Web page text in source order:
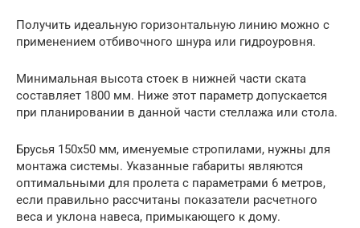
Получить идеальную горизонтальную линию можно с
применением отбивочного шнура или гидроуровня.
Минимальная высота стоек в нижней части ската
составляет 1800 мм. Ниже этот параметр допускается
при планировании в данной части стеллажа или стола.
Брусья 150х50 мм, именуемые стропилами, нужны для
монтажа системы. Указанные габариты являются
оптимальными для пролета с параметрами 6 метров,
если правильно рассчитаны показатели расчетного
веса и уклона навеса, примыкающего к дому.